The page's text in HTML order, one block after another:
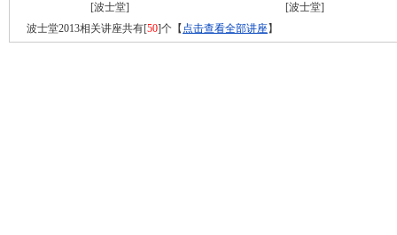
[波士堂]
[波士堂]
波士堂2013相关讲座共有[50]个【 点击查看全部讲座】